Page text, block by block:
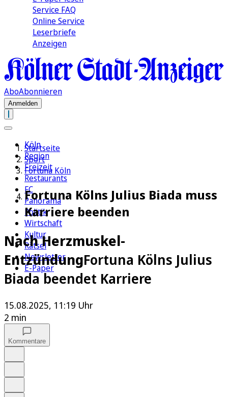
Service FAQ
Online Service
Leserbriefe
Anzeigen
AboAbonnieren
Anmelden
Köln
Region
Freizeit
Restaurants
FC
Panorama
Politik
Wirtschaft
Kultur
Rätsel
Newsletter
E-Paper
Startseite
Sport
Fortuna Köln
Fortuna Kölns Julius Biada muss
Karriere beenden
Nach Herzmuskel-
EntzündungFortuna Kölns Julius
Biada beendet Karriere
15.08.2025, 11:19 Uhr
2 min
Kommentare